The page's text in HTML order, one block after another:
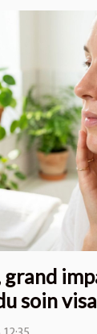
grand
soin